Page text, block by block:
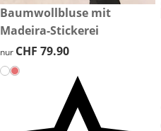
CHF 79.90
Baumwollbluse mit
Madeira-Stickerei
CHF 79.90
nur CHF 79.90